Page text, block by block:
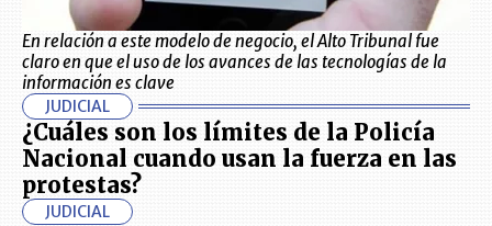
En relación a este modelo de negocio, el Alto Tribunal fue
claro en que el uso de los avances de las tecnologías de la
información es clave
JUDICIAL
¿Cuáles son los límites de la Policía
Nacional cuando usan la fuerza en las
protestas?
JUDICIAL